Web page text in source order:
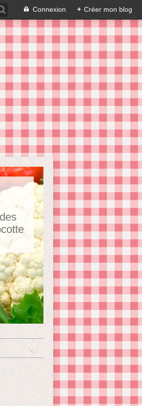
Connexion + Créer mon blog